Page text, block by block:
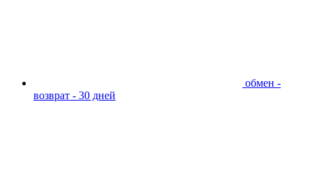
обмен -
возврат - 30 дней